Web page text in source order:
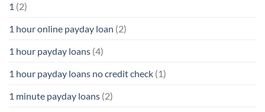
1 (2)
1 hour online payday loan (2)
1 hour payday loans (4)
1 hour payday loans no credit check (1)
1 minute payday loans (2)